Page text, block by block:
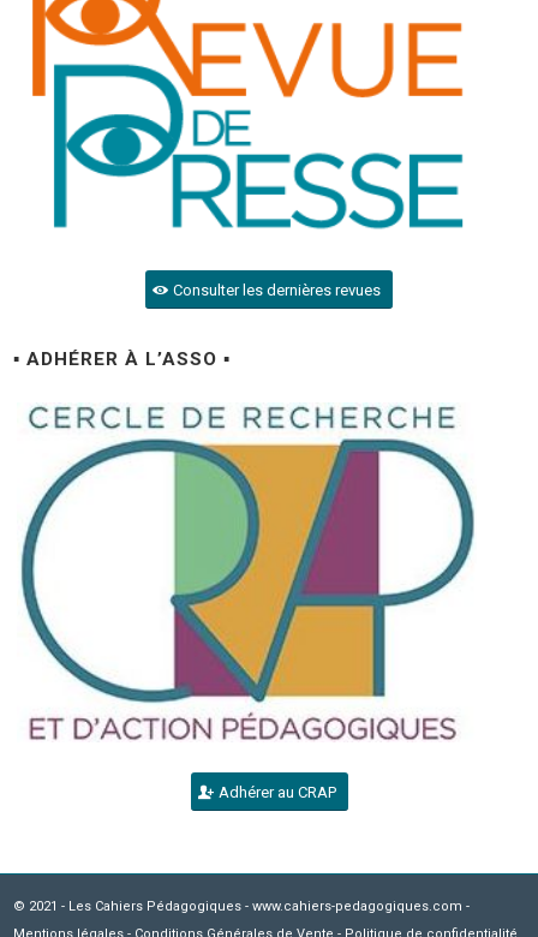
Consulter les dernières revues
▪ ADHÉRER À L’ASSO ▪
Adhérer au CRAP
© 2021 - Les Cahiers Pédagogiques - www.cahiers-pedagogiques.com -
Mentions légales - Conditions Générales de Vente - Politique de confidentialité